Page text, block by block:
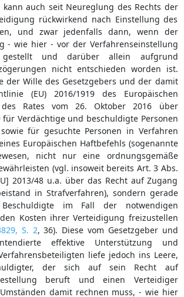
kann auch seit Neureglung des Rechts der
rückwirkend nach Einstellung des
und zwar jedenfalls dann, wenn der
- wie hier - vor der Verfahrenseinstellung
gestellt und darüber allein aufgrund
nicht entschieden worden ist.
der Wille des Gesetzgebers und der damit
(EU) 2016/1919 des Europäischen
Rates vom 26. Oktober 2016 über
für Verdächtige und beschuldigte Personen
für gesuchte Personen in Verfahren
Europäischen Haftbefehls (sogenannte
nicht nur eine ordnungsgemäße
(vgl. insoweit bereits Art. 3 Abs.
2013/48 u.a. über das Recht auf Zugang
in Strafverfahren), sondern gerade
im Fall der notwendigen
Kosten ihrer Verteidigung freizustellen
S. 2, 36). Diese vom Gesetzgeber und
effektive Unterstützung und
liefe jedoch ins Leere,
der sich auf sein Recht auf
beruft und einen Verteidiger
damit rechnen muss, - wie hier